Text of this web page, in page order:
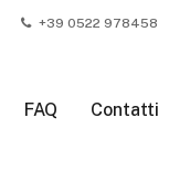
+39 0522 978458
FAQ Contatti